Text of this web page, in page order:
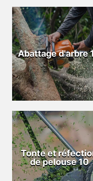
Abattage d'arbre
Tonte et
de pelouse 10